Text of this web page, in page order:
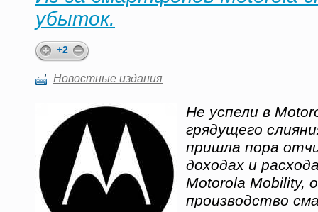
убыток.
+2
Новостные издания
Не успели в
грядущего
пришла пора
доходах и
Motorola Mobility,
производство